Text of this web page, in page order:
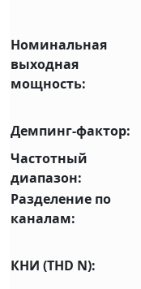
Номинальная
выходная
мощность:
Демпинг-фактор:
Частотный
диапазон:
Разделение по
каналам:
КНИ (THD N):